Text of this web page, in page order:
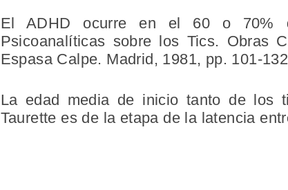
El ADHD ocurre en el 60 o 70%
Psicoanalíticas sobre los Tics. Obras
Espasa Calpe. Madrid, 1981, pp. 101-
La edad media de inicio tanto de los
Taurette es de la etapa de la latencia